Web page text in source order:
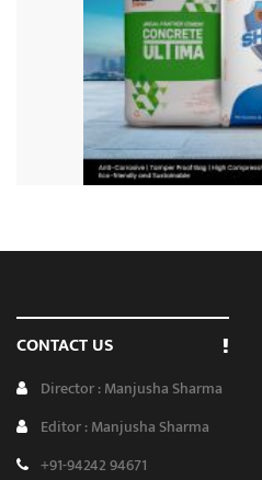
CONTACT US
Director : Manjusha Sharma
Editor : Manjusha Sharma
+91-94242 94671